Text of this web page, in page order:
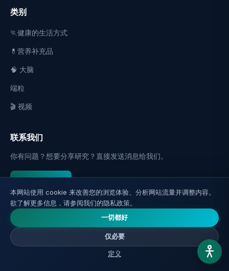
类别
🏃健康的生活方式
💊营养补充品
🧠 大脑
端粒
🎬 视频
联系我们
你有问题？想要分享研究？直接发送消息给我们。
📬 获取更新
新文章直接发送至电子邮件。
本网站使用 cookie 来改善您的浏览体验、分析网站流量并调整内容。
欲了解更多信息，请参阅我们的隐私政策。
一切都好
仅必要
定义